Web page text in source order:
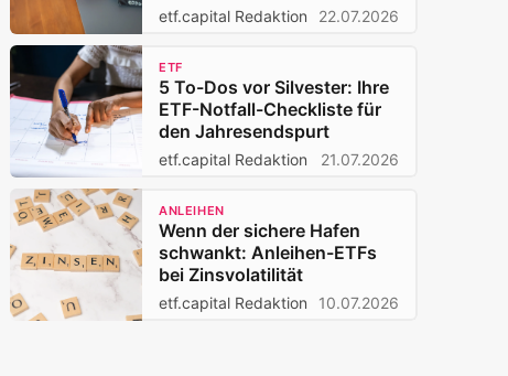
etf.capital Redaktion 22.07.2026
ETF
5 To-Dos vor Silvester: Ihre
ETF-Notfall-Checkliste für
den Jahresendspurt
etf.capital Redaktion 21.07.2026
ANLEIHEN
Wenn der sichere Hafen
schwankt: Anleihen-ETFs
bei Zinsvolatilität
etf.capital Redaktion 10.07.2026